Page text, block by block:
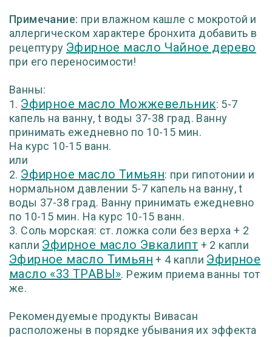
Примечание: при влажном кашле с мокротой и
аллергическом характере бронхита добавить в
рецептуру Эфирное масло Чайное дерево
при его переносимости!
Ванны:
1. Эфирное масло Можжевельник: 5-7
капель на ванну, t воды 37-38 град. Ванну
принимать ежедневно по 10-15 мин.
На курс 10-15 ванн.
или
2. Эфирное масло Тимьян: при гипотонии и
нормальном давлении 5-7 капель на ванну, t
воды 37-38 град. Ванну принимать ежедневно
по 10-15 мин. На курс 10-15 ванн.
3. Соль морская: ст. ложка соли без верха + 2
капли Эфирное масло Эвкалипт + 2 капли
Эфирное масло Тимьян + 4 капли Эфирное
масло «33 ТРАВЫ». Режим приема ванны тот
же.
Рекомендуемые продукты Вивасан
расположены в порядке убывания их эффекта